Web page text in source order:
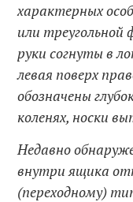
характерных
или
руки согнуты в
левая поверх
обозначены
коленях, носки
Недавно
внутри ящика
(переходному)